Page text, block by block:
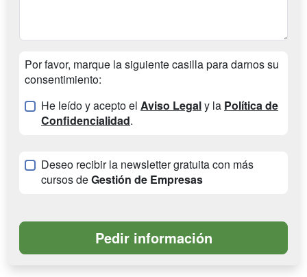
Por favor, marque la siguiente casilla para darnos su
consentimiento:
He leído y acepto el Aviso Legaly la Política de
Confidencialidad.
Deseo recibir la newsletter gratuita con más
cursos deGestión de Empresas